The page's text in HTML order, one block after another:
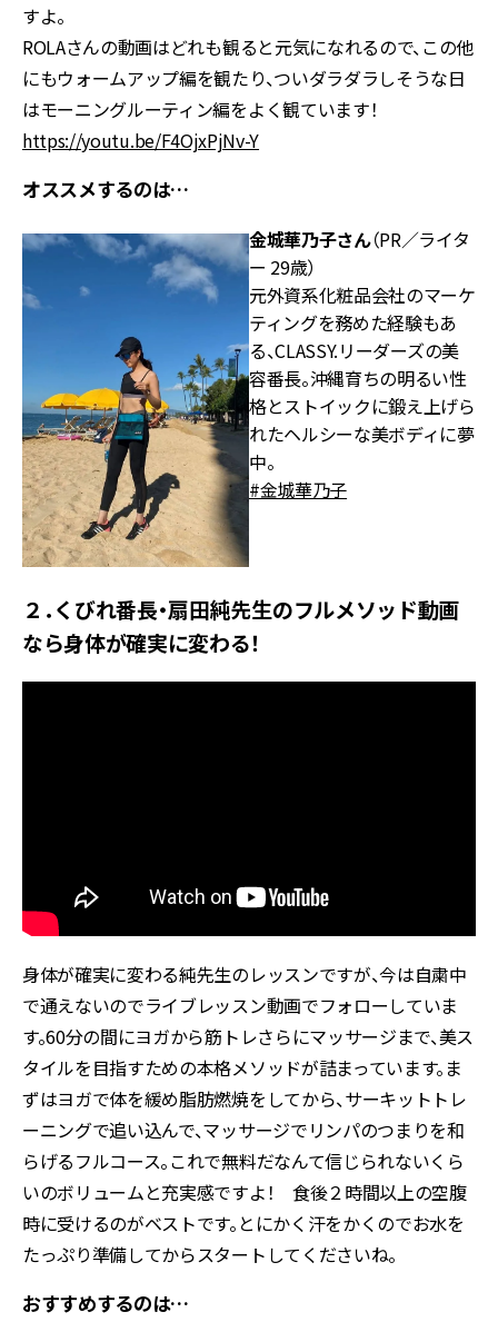
すよ。
ROLAさんの動画はどれも観ると元気になれるので、この他
にもウォームアップ編を観たり、ついダラダラしそうな日
はモーニングルーティン編をよく観ています！
https://youtu.be/F4OjxPjNv-Y
オススメするのは…
金城華乃子さん（PR／ライタ
ー 29歳）
元外資系化粧品会社のマーケ
ティングを務めた経験もあ
る、CLASSY.リーダーズの美
容番長。沖縄育ちの明るい性
格とストイックに鍛え上げら
れたヘルシーな美ボディに夢
中。
#金城華乃子
２．くびれ番長・扇田純先生のフルメソッド動画
なら身体が確実に変わる！
身体が確実に変わる純先生のレッスンですが、今は自粛中
で通えないのでライブレッスン動画でフォローしていま
す。60分の間にヨガから筋トレさらにマッサージまで、美ス
タイルを目指すための本格メソッドが詰まっています。ま
ずはヨガで体を緩め脂肪燃焼をしてから、サーキットトレ
ーニングで追い込んで、マッサージでリンパのつまりを和
らげるフルコース。これで無料だなんて信じられないくら
いのボリュームと充実感ですよ！ 食後２時間以上の空腹
時に受けるのがベストです。とにかく汗をかくのでお水を
たっぷり準備してからスタートしてくださいね。
おすすめするのは…